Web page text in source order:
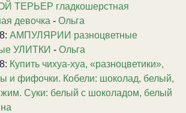
ТЕРЬЕР гладкошерстная
девочка - Ольга
АМПУЛЯРИИ разноцветные
УЛИТКИ - Ольга
Купить чихуа-хуа, «разноцветики»,
и фифочки. Кобели: шоколад, белый,
Суки: белый с шоколадом, белый